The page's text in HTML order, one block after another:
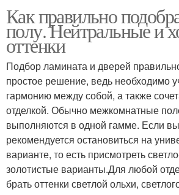
Как правильно
полу. Нейтральные и
оттенки
Подбор ламината и дверей
простое решение, ведь необходимо
гармонию между собой, а также
отделкой. Обычно межкомнатные
выполняются в одной гамме. Если
рекомендуется остановиться на
варианте, то есть присмотреть
золотистые варианты.Для любой
брать оттенки светлой ольхи,